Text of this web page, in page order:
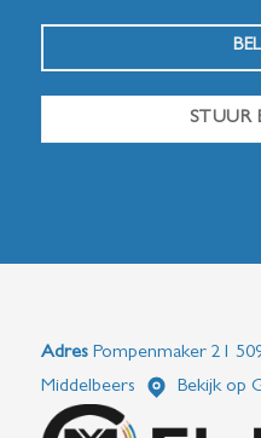
STUUR
AdresPompenmaker 21
Middelbeers
Bekijk op